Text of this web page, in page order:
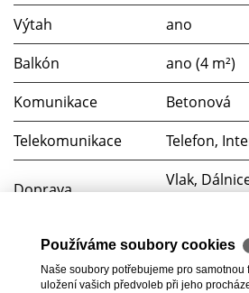
Výtah
ano
Balkón
ano (4 m²)
Komunikace
Betonová
Telekomunikace
Telefon,
Doprava
Vlak,
Elektřina
230V
Odpad
Veřejná
Používáme soubory cookies
Naše soubory potřebujeme pro samotnou
uložení vašich předvoleb při jeho